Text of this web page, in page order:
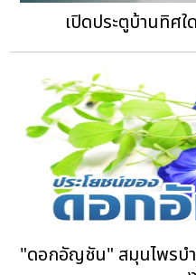
เปิดประตูบ้านทิศใ
"ดอกอัญชัน" สมุนไพรบำ